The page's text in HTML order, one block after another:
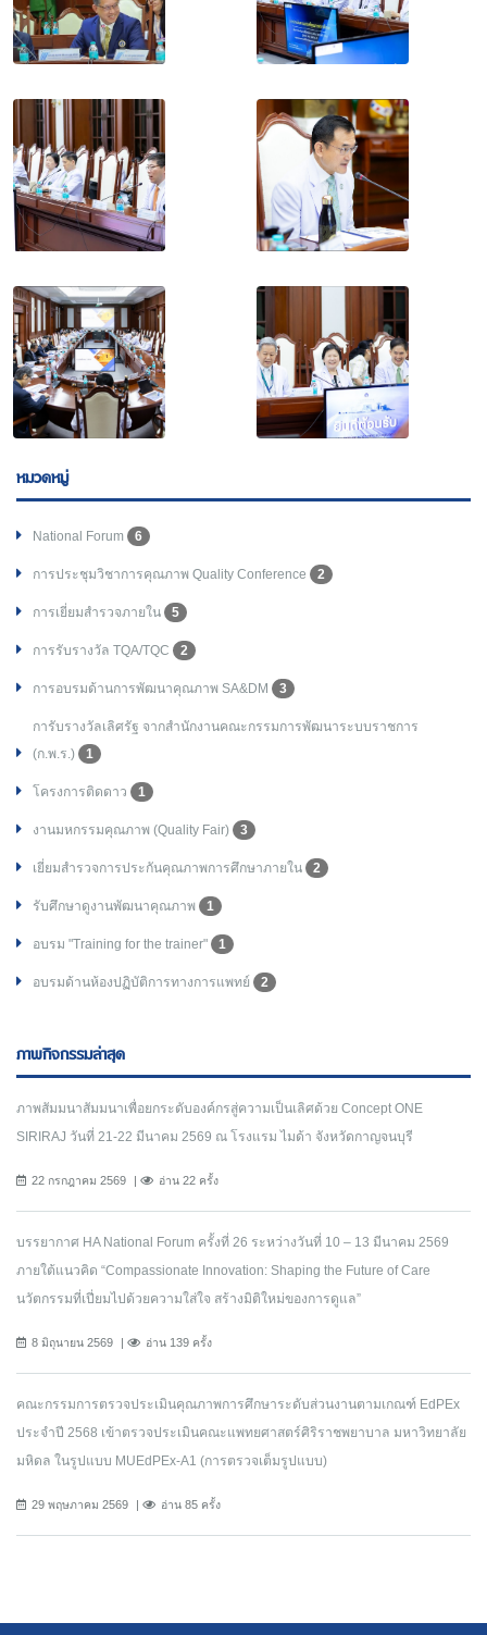
หมวดหมู่
National Forum 6
การประชุมวิชาการคุณภาพ Quality Conference 2
การเยี่ยมสำรวจภายใน 5
การรับรางวัล TQA/TQC 2
การอบรมด้านการพัฒนาคุณภาพ SA&DM 3
การับรางวัลเลิศรัฐ จากสำนักงานคณะกรรมการพัฒนาระบบราชการ
(ก.พ.ร.)
1
โครงการติดดาว 1
งานมหกรรมคุณภาพ (Quality Fair) 3
เยี่ยมสำรวจการประกันคุณภาพการศึกษาภายใน 2
รับศึกษาดูงานพัฒนาคุณภาพ 1
อบรม "Training for the trainer" 1
อบรมด้านห้องปฏิบัติการทางการแพทย์ 2
ภาพกิจกรรมล่าสุด
ภาพสัมมนาสัมมนาเพื่อยกระดับองค์กรสู่ความเป็นเลิศด้วย Concept ONE
SIRIRAJ วันที่ 21-22 มีนาคม 2569 ณ โรงแรม ไมด้า จังหวัดกาญจนบุรี
22 กรกฎาคม 2569 อ่าน 22 ครั้ง
บรรยากาศ HA National Forum ครั้งที่ 26 ระหว่างวันที่ 10 – 13 มีนาคม 2569
ภายใต้แนวคิด “Compassionate Innovation: Shaping the Future of Care
นวัตกรรมที่เปี่ยมไปด้วยความใส่ใจ สร้างมิติใหม่ของการดูแล”
8 มิถุนายน 2569 อ่าน 139 ครั้ง
คณะกรรมการตรวจประเมินคุณภาพการศึกษาระดับส่วนงานตามเกณฑ์ EdPEx
ประจำปี 2568 เข้าตรวจประเมินคณะแพทยศาสตร์ศิริราชพยาบาล มหาวิทยาลัย
มหิดล ในรูปแบบ MUEdPEx-A1 (การตรวจเต็มรูปแบบ)
29 พฤษภาคม 2569 อ่าน 85 ครั้ง